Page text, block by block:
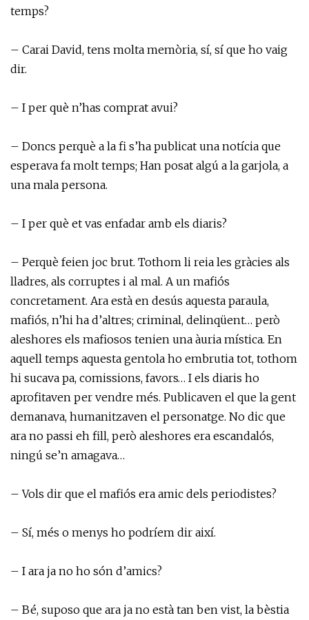
temps?
– Carai David, tens molta memòria, sí, sí que ho vaig
dir.
– I per què n’has comprat avui?
– Doncs perquè a la fi s’ha publicat una notícia que
esperava fa molt temps; Han posat algú a la garjola, a
una mala persona.
– I per què et vas enfadar amb els diaris?
– Perquè feien joc brut. Tothom li reia les gràcies als
lladres, als corruptes i al mal. A un mafiós
concretament. Ara està en desús aquesta paraula,
mafiós, n’hi ha d’altres; criminal, delinqüent… però
aleshores els mafiosos tenien una àuria mística. En
aquell temps aquesta gentola ho embrutia tot, tothom
hi sucava pa, comissions, favors… I els diaris ho
aprofitaven per vendre més. Publicaven el que la gent
demanava, humanitzaven el personatge. No dic que
ara no passi eh fill, però aleshores era escandalós,
ningú se’n amagava…
– Vols dir que el mafiós era amic dels periodistes?
– Sí, més o menys ho podríem dir així.
– I ara ja no ho són d’amics?
– Bé, suposo que ara ja no està tan ben vist, la bèstia